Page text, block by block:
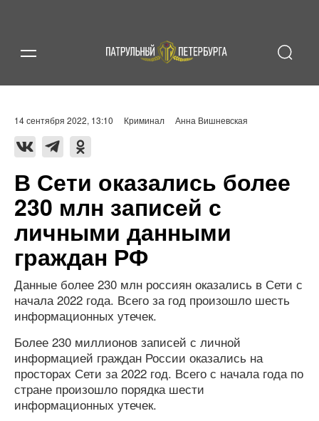
14 сентября 2022, 13:10 Криминал Анна Вишневская
В Сети оказались более
230 млн записей с
личными данными
граждан РФ
Данные более 230 млн россиян оказались в Сети с
начала 2022 года. Всего за год произошло шесть
информационных утечек.
Более 230 миллионов записей с личной
информацией граждан России оказались на
просторах Сети за 2022 год. Всего с начала года по
стране произошло порядка шести
информационных утечек.